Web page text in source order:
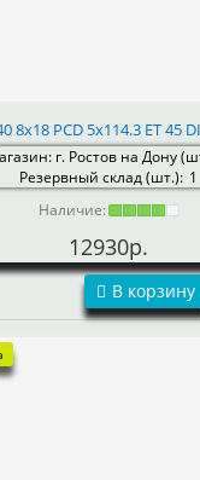
8x18 PCD 5x114.3 ET 45
г. Ростов на Дону
Резервный склад (шт.): 1
Наличие:
12930р.
В корзину